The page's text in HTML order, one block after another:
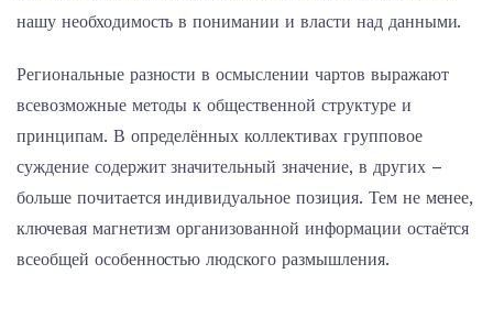
нашу необходимость в понимании и власти над данными.
Региональные разности в осмыслении чартов выражают
всевозможные методы к общественной структуре и
принципам. В определённых коллективах групповое
суждение содержит значительный значение, в других –
больше почитается индивидуальное позиция. Тем не менее,
ключевая магнетизм организованной информации остаётся
всеобщей особенностью людского размышления.